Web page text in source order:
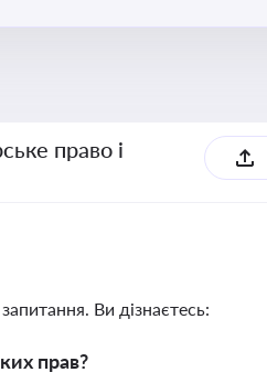
право і
Ви дізнаєтесь:
прав?